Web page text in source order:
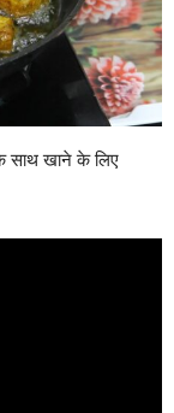
साथ खाने के लिए